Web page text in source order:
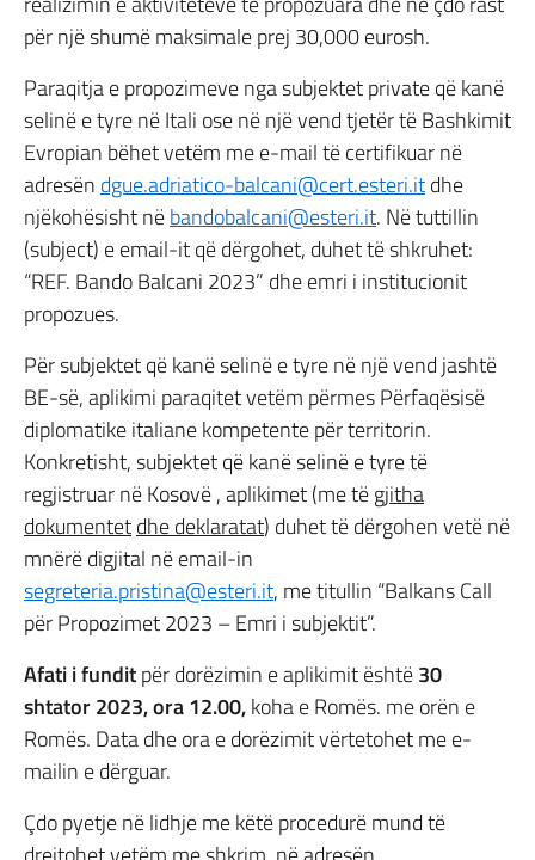
për një shumë maksimale prej 30,000 eurosh.
Paraqitja e propozimeve nga subjektet private që kanë
selinë e tyre në Itali ose në një vend tjetër të Bashkimit
Evropian bëhet vetëm me e-mail të certifikuar në
adresën dgue.adriatico-balcani@cert.esteri.itdhe
njëkohësisht nëbandobalcani@esteri.it. Në tuttillin
(subject) e email-it që dërgohet, duhet të shkruhet:
“REF. Bando Balcani 2023” dhe emri i institucionit
propozues.
Për subjektet që kanë selinë e tyre në një vend jashtë
BE-së, aplikimi paraqitet vetëm përmes Përfaqësisë
diplomatike italiane kompetente për territorin.
Konkretisht, subjektet që kanë selinë e tyre të
regjistruar në Kosovë , aplikimet (me tëgjitha
dokumentetdhe deklaratat) duhet të dërgohen vetë në
mnërë digjital në email-in
segreteria.pristina@esteri.it, me titullin “Balkans Call
për Propozimet 2023 – Emri i subjektit”.
Afati i funditpër dorëzimin e aplikimit është30
shtator 2023, ora 12.00,koha e Romës. me orën e
Romës. Data dhe ora e dorëzimit vërtetohet me e-
mailin e dërguar.
Çdo pyetje në lidhje me këtë procedurë mund të